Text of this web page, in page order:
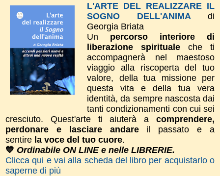
L'ARTE DEL REALIZZARE IL
SOGNO DELL'ANIMA
di
Georgia Briata
Un percorso interiore di
liberazione spirituale che ti
accompagnerà nel maestoso
viaggio alla riscoperta del tuo
valore, della tua missione per
questa vita e della tua vera
identità, da sempre nascosta dai
tanti condizionamenti con cui sei
cresciuto. Quest'arte ti aiuterà a comprendere,
perdonare e lasciare andareil passato e a
sentire la voce del tuo cuore.
💙 Ordinabile ON LINE e nelle LIBRERIE.
Clicca qui e vai alla scheda del libro per acquistarlo o
saperne di più